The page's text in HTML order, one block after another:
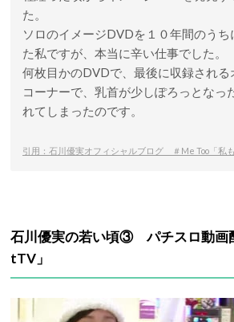
た。
ソロのイメージDVDを１０年間のうち
た私ですが、本当に辛い仕事でした。
何枚目かのDVDで、最後に収録される
コーナーで、乳首が少しぽろっとなっ
れてしまったのです。
引用：石川優実オフィシャルブログ ＃Me Too「私も
石川優実の若い頃③ パチスロ動画
tTV」